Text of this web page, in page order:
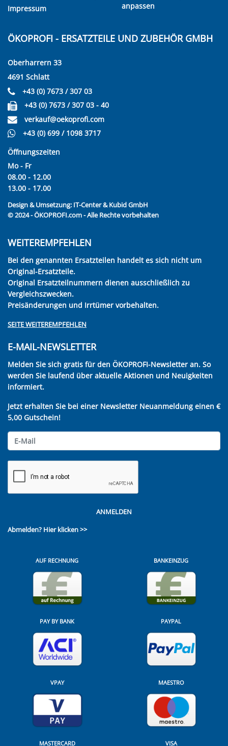
Impressum
anpassen
ÖKOPROFI - ERSATZTEILE UND ZUBEHÖR GMBH
Oberharrern 33
4691 Schlatt
+43 (0) 7673 / 307 03
+43 (0) 7673 / 307 03 - 40
verkauf@oekoprofi.com
+43 (0) 699 / 1098 3717
Öffnungszeiten
Mo - Fr
08.00 - 12.00
13.00 - 17.00
Design & Umsetzung: IT-Center & Kubid GmbH
© 2024 - ÖKOPROFI.com - Alle Rechte vorbehalten
WEITEREMPFEHLEN
Bei den genannten Ersatzteilen handelt es sich nicht um
Original-Ersatzteile.
Original Ersatzteilnummern dienen ausschließlich zu
Vergleichszwecken.
Preisänderungen und Irrtümer vorbehalten.
SEITE WEITEREMPFEHLEN
E-MAIL-NEWSLETTER
Melden Sie sich gratis für den ÖKOPROFI-Newsletter an. So
werden Sie laufend über aktuelle Aktionen und Neuigkeiten
informiert.
Jetzt erhalten Sie bei einer Newsletter Neuanmeldung einen €
5,00 Gutschein!
ANMELDEN
Abmelden? Hier klicken >>
AUF RECHNUNG BANKEINZUG
PAY BY BANK PAYPAL
VPAY MAESTRO
MASTERCARD VISA